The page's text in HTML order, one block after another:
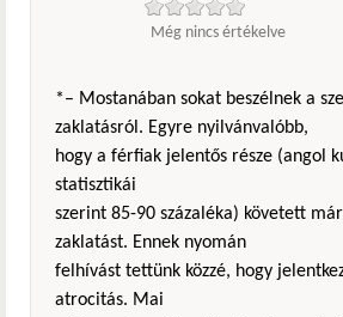
Még nincs értékelve
*– Mostanában sokat beszélnek a
zaklatásról. Egyre nyilvánvalóbb,
hogy a férfiak jelentős része (angol
statisztikái
szerint 85-90 százaléka) követett
zaklatást. Ennek nyomán
felhívást tettünk közzé, hogy
atrocitás. Mai